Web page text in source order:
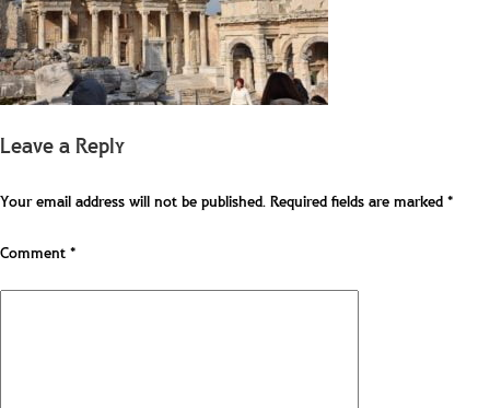
Leave a Reply
Your email address will not be published.Required fields are marked*
Comment*